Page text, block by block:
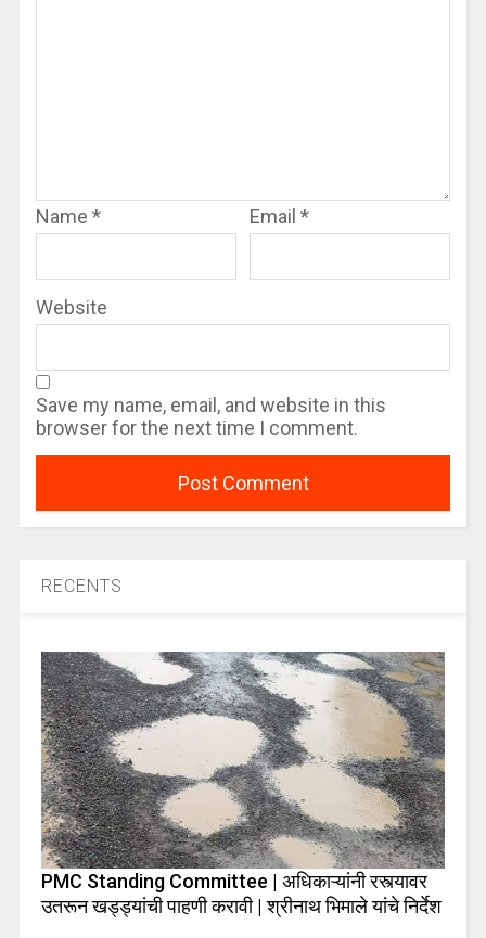
Name * Email *
Website
Save my name, email, and website in this
browser for the next time I comment.
RECENTS
PMC Standing Committee | अधिकाऱ्यांनी रस्त्यावर
उतरून खड्ड्यांची पाहणी करावी | श्रीनाथ भिमाले यांचे निर्देश